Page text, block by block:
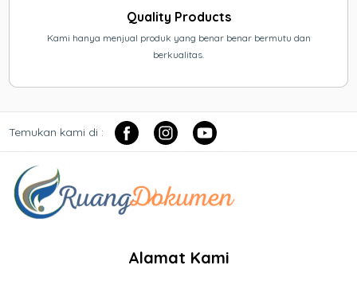
Quality Products
Kami hanya menjual produk yang benar benar bermutu dan
berkualitas.
Temukan kami di :
Alamat Kami